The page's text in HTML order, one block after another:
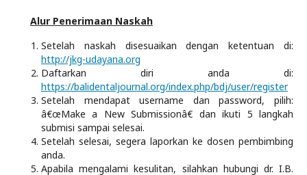
Alur Penerimaan Naskah
Setelah naskah disesuaikan dengan ketentuan di:
http://jkg-udayana.org
Daftarkan diri anda di:
https://balidentaljournal.org/index.php/bdj/user/register
Setelah mendapat username dan password, pilih:
â€œMake a New Submissionâ€ dan ikuti 5 langkah
submisi sampai selesai.
Setelah selesai, segera laporkan ke dosen pembimbing
anda.
Apabila mengalami kesulitan, silahkan hubungi dr. I.B.